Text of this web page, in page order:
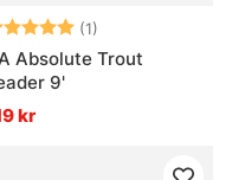
(1)
Absolute Trout
9'
kr